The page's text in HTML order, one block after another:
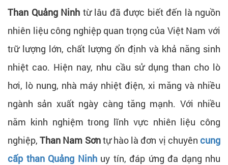
Than Quảng Ninh từ lâu đã được biết đến là nguồn
nhiên liệu công nghiệp quan trọng của Việt Nam với
trữ lượng lớn, chất lượng ổn định và khả năng sinh
nhiệt cao. Hiện nay, nhu cầu sử dụng than cho lò
hơi, lò nung, nhà máy nhiệt điện, xi măng và nhiều
ngành sản xuất ngày càng tăng mạnh. Với nhiều
năm kinh nghiệm trong lĩnh vực nhiên liệu công
nghiệp,Than Nam Sơntự hào là đơn vị chuyêncung
cấp than Quảng Ninhuy tín, đáp ứng đa dạng nhu